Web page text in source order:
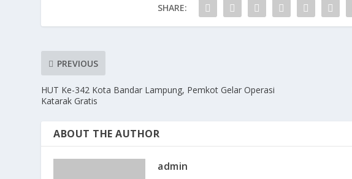
SHARE:
PREVIOUS
HUT Ke-342 Kota Bandar Lampung, Pemkot Gelar Operasi
Katarak Gratis
ABOUT THE AUTHOR
admin